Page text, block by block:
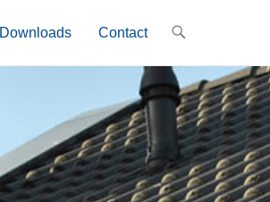
Downloads Contact